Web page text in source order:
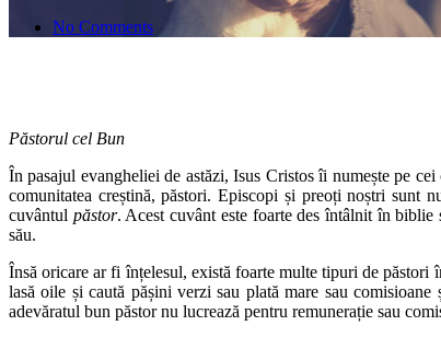
No Comments
Păstorul cel Bun
În pasajul evangheliei de astăzi, Isus Cristos îi numește pe
comunitatea creștină, păstori. Episcopi și preoți noștri sunt
cuvântul păstor. Acest cuvânt este foarte des întâlnit în biblie
său.
Însă oricare ar fi înțelesul, există foarte multe tipuri de
lasă oile și caută pășini verzi sau plată mare sau
adevăratul bun păstor nu lucrează pentru remunerație sau